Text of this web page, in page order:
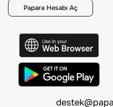
Papara Hesabı Aç